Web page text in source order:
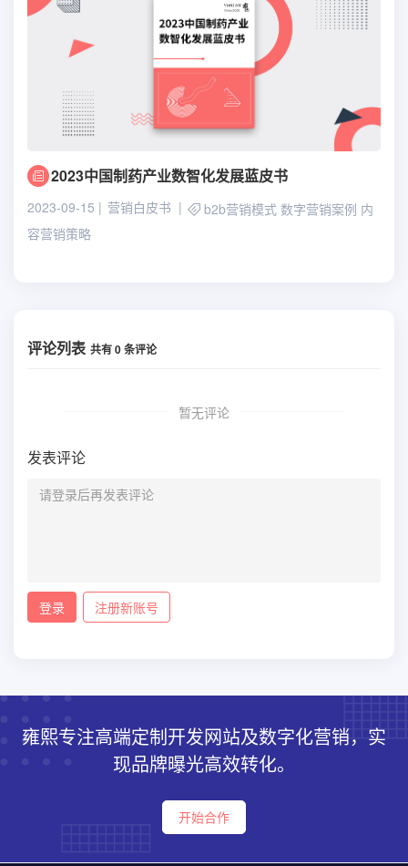
2023中国制药产业数智化发展蓝皮书
2023-09-15 营销白皮书 b2b营销模式 数字营销案例 内
容营销策略
评论列表 共有0条评论
暂无评论
发表评论
登录 注册新账号
雍熙专注高端定制开发网站及数字化营销，实
现品牌曝光高效转化。
开始合作